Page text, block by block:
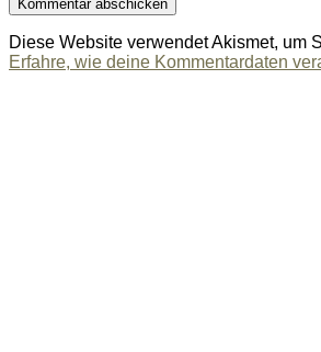
Diese Website verwendet Akismet, um
Erfahre, wie deine Kommentardaten